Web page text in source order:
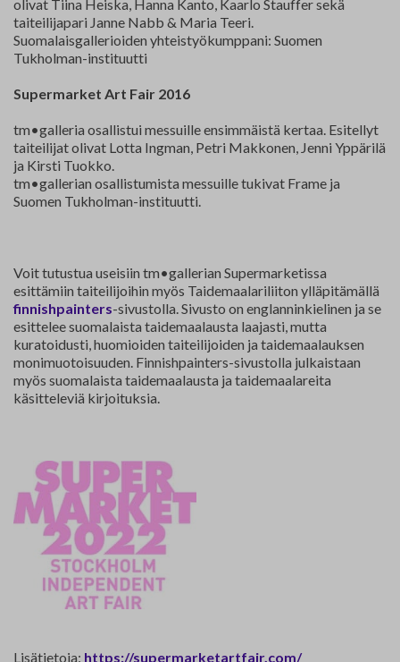
olivat Tiina Heiska, Hanna Kanto, Kaarlo Stauffer sekä
taiteilijapari Janne Nabb & Maria Teeri.
Suomalaisgallerioiden yhteistyökumppani: Suomen
Tukholman-instituutti
Supermarket Art Fair 2016
tm•galleria osallistui messuille ensimmäistä kertaa. Esitellyt
taiteilijat olivat Lotta Ingman, Petri Makkonen, Jenni Yppärilä
ja Kirsti Tuokko.
tm•gallerian osallistumista messuille tukivat Frame ja
Suomen Tukholman-instituutti.
Voit tutustua useisiin tm•gallerian Supermarketissa
esittämiin taiteilijoihin myös Taidemaalariliiton ylläpitämällä
finnishpainters-sivustolla. Sivusto on englanninkielinen ja se
esittelee suomalaista taidemaalausta laajasti, mutta
kuratoidusti, huomioiden taiteilijoiden ja taidemaalauksen
monimuotoisuuden. Finnishpainters-sivustolla julkaistaan
myös suomalaista taidemaalausta ja taidemaalareita
käsitteleviä kirjoituksia.
Lisätietoja: https://supermarketartfair.com/